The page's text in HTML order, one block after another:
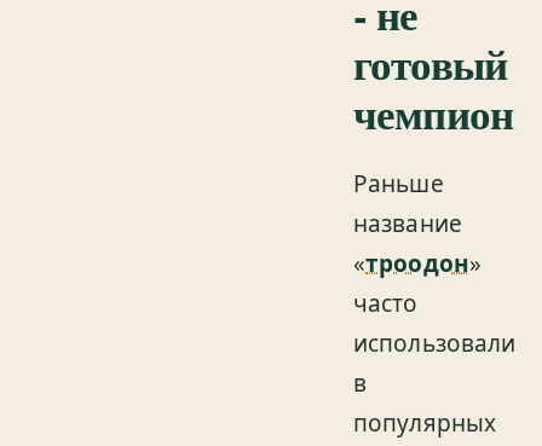
- не
готовый
чемпион
Раньше
название
«троодон»
часто
использовали
в
популярных